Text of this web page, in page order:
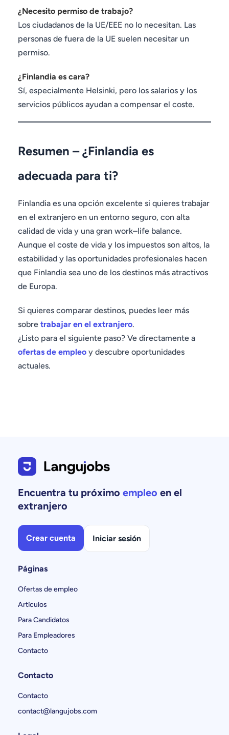
¿Necesito permiso de trabajo?
Los ciudadanos de la UE/EEE no lo necesitan. Las
personas de fuera de la UE suelen necesitar un
permiso.
¿Finlandia es cara?
Sí, especialmente Helsinki, pero los salarios y los
servicios públicos ayudan a compensar el coste.
Resumen – ¿Finlandia es
adecuada para ti?
Finlandia es una opción excelente si quieres trabajar
en el extranjero en un entorno seguro, con alta
calidad de vida y una gran work–life balance.
Aunque el coste de vida y los impuestos son altos, la
estabilidad y las oportunidades profesionales hacen
que Finlandia sea uno de los destinos más atractivos
de Europa.
Si quieres comparar destinos, puedes leer más
sobre trabajar en el extranjero.
¿Listo para el siguiente paso? Ve directamente a
ofertas de empleo y descubre oportunidades
actuales.
Encuentra tu próximo empleo en el
extranjero
Crear cuenta Iniciar sesión
Páginas
Ofertas de empleo
Artículos
Para Candidatos
Para Empleadores
Contacto
Contacto
Contacto
contact@langujobs.com